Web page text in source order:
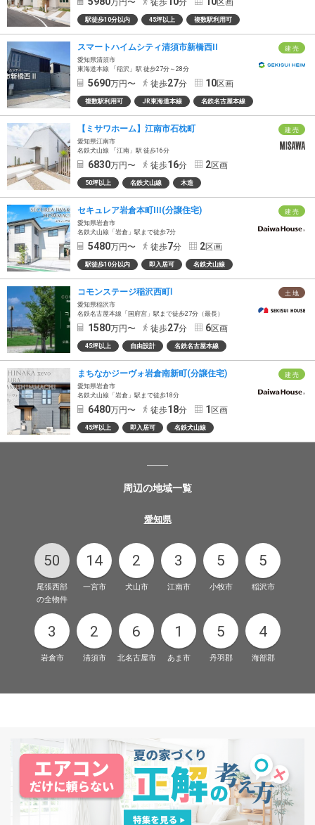
万円〜 徒歩 分 区画
駅徒歩10分以内 45坪以上 複数駅利用可
建 売
スマートハイムシティ清須市新橋西II
愛知県清須市
東海道本線 「稲沢」駅 徒歩27分～28分
5690万円〜 徒歩27分 10区画
複数駅利用可 JR東海道本線 名鉄名古屋本線
建 売
【ミサワホーム】江南市石枕町
愛知県江南市
名鉄犬山線 「江南」駅 徒歩16分
6830万円〜 徒歩16分 2区画
50坪以上 名鉄犬山線 木造
建 売
セキュレア岩倉本町III(分譲住宅)
愛知県岩倉市
名鉄犬山線「岩倉」駅まで徒歩7分
5480万円〜 徒歩7分 2区画
駅徒歩10分以内 即入居可 名鉄犬山線
土 地
コモンステージ稲沢西町Ⅰ
愛知県稲沢市
名鉄名古屋本線「国府宮」駅まで徒歩27分（最長）
1580万円〜 徒歩27分 6区画
45坪以上 自由設計 名鉄名古屋本線
建 売
まちなかジーヴォ岩倉南新町(分譲住宅)
愛知県岩倉市
名鉄犬山線「岩倉」駅まで徒歩18分
6480万円〜 徒歩18分 1 区画
45坪以上 即入居可 名鉄犬山線
周辺の地域一覧
愛知県
50
尾張西部
の全物件
14
一宮市
2
犬山市
3
江南市
5
小牧市
5
稲沢市
3
岩倉市
2
清須市
6
北名古屋市
1
あま市
5
丹羽郡
4
海部郡